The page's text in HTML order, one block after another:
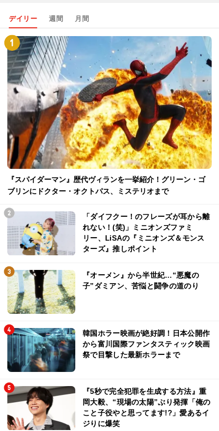
デイリー 週間 月間
『スパイダーマン』歴代ヴィランを一挙紹介！グリーン・ゴ
ブリンにドクター・オクトパス、ミステリオまで
「ダイフクー！のフレーズが耳から離
れない！(笑)」ミニオンズファミ
リー、LiSAの『ミニオンズ＆モンス
ターズ』推しポイント
『オーメン』から半世紀…“悪魔の
子”ダミアン、苦悩と闘争の道のり
韓国ホラー映画が絶好調！日本公開作
から富川国際ファンタスティック映画
祭で目撃した最新ホラーまで
『5秒で完全犯罪を生成する方法』重
岡大毅、“現場の太陽”ぶり発揮「俺の
こと子役やと思ってます!?」愛あるイ
ジりに爆笑